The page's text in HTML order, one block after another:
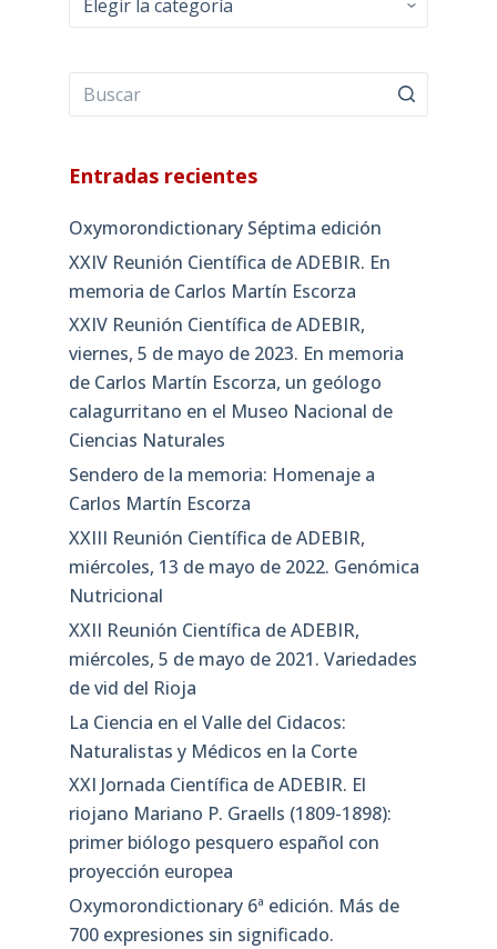
Entradas recientes
Oxymorondictionary Séptima edición
XXIV Reunión Científica de ADEBIR. En
memoria de Carlos Martín Escorza
XXIV Reunión Científica de ADEBIR,
viernes, 5 de mayo de 2023. En memoria
de Carlos Martín Escorza, un geólogo
calagurritano en el Museo Nacional de
Ciencias Naturales
Sendero de la memoria: Homenaje a
Carlos Martín Escorza
XXIII Reunión Científica de ADEBIR,
miércoles, 13 de mayo de 2022. Genómica
Nutricional
XXII Reunión Científica de ADEBIR,
miércoles, 5 de mayo de 2021. Variedades
de vid del Rioja
La Ciencia en el Valle del Cidacos:
Naturalistas y Médicos en la Corte
XXI Jornada Científica de ADEBIR. El
riojano Mariano P. Graells (1809-1898):
primer biólogo pesquero español con
proyección europea
Oxymorondictionary 6ª edición. Más de
700 expresiones sin significado.